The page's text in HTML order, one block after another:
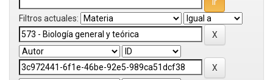
Filtros actuales: